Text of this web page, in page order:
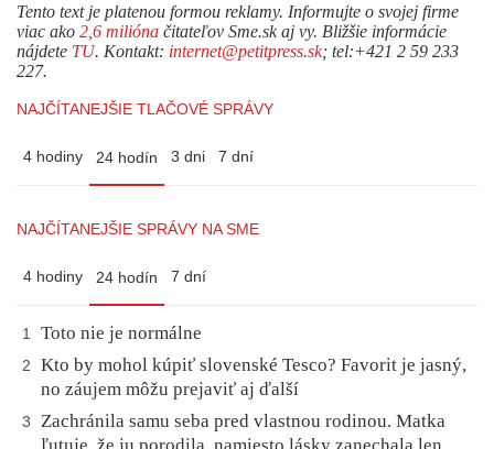
Tento text je platenou formou reklamy. Informujte o svojej firme
viac ako 2,6 milióna čitateľov Sme.sk aj vy. Bližšie informácie
nájdete TU. Kontakt: internet@petitpress.sk; tel:+421 2 59 233
227.
NAJČÍTANEJŠIE TLAČOVÉ SPRÁVY
4 hodiny 24 hodín 3 dni 7 dní
NAJČÍTANEJŠIE SPRÁVY NA SME
4 hodiny 24 hodín 7 dní
1 Toto nie je normálne
2
Kto by mohol kúpiť slovenské Tesco? Favorit je jasný,
no záujem môžu prejaviť aj ďalší
3
Zachránila samu seba pred vlastnou rodinou. Matka